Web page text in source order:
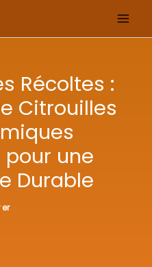
Récoltes :
Citrouilles
une
Durable
er